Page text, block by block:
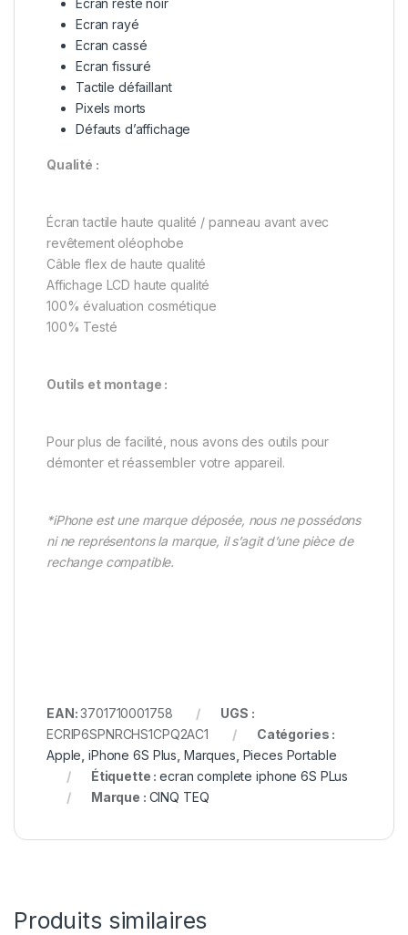
Ecran rayé
Ecran cassé
Ecran fissuré
Tactile défaillant
Pixels morts
Défauts d’affichage
Qualité :
Écran tactile haute qualité / panneau avant avec
revêtement oléophobe
Câble flex de haute qualité
Affichage LCD haute qualité
100% évaluation cosmétique
100% Testé
Outils et montage :
Pour plus de facilité, nous avons des outils pour
démonter et réassembler votre appareil.
*iPhone est une marque déposée, nous ne possédons
ni ne représentons la marque, il s’agit d’une pièce de
rechange compatible.
EAN:3701710001758
UGS :
ECRIP6SPNRCHS1CPQ2AC1
Catégories :
Apple ,iPhone 6S Plus Marques Pieces Portable
Étiquette :ecran complete iphone 6S PLus
Marque : CINQ TEQ
Produits similaires